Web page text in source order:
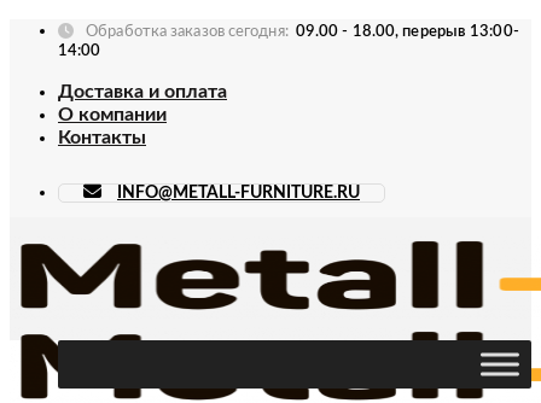
Skip
Обработка заказов сегодня: 09.00 - 18.00, перерыв 13:00-
14:00
Доставка и оплата
О компании
Контакты
INFO@METALL-FURNITURE.RU